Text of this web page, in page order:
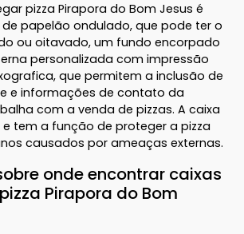
pizza Pirapora do Bom Jesus é
papelão ondulado, que pode ter o
ou oitavado, um fundo encorpado
personalizada com impressão
que permitem a inclusão de
e informações de contato da
com a venda de pizzas. A caixa
tem a função de proteger a pizza
causados por ameaças externas.
onde encontrar caixas
Pirapora do Bom